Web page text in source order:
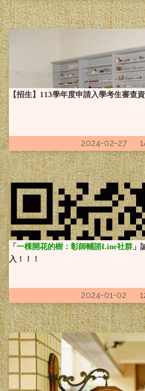
【招生】113學年度申請入學考生審查
2024-02-27
「 一棵開花的樹：彰師輔諮Line社群 」
入！！！
2024-01-02